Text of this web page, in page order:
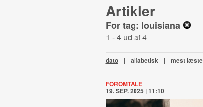
Artikler
For tag: louisiana
1 - 4 ud af 4
dato | alfabetisk | mest læste
FOROMTALE
19. SEP. 2025 | 11:10